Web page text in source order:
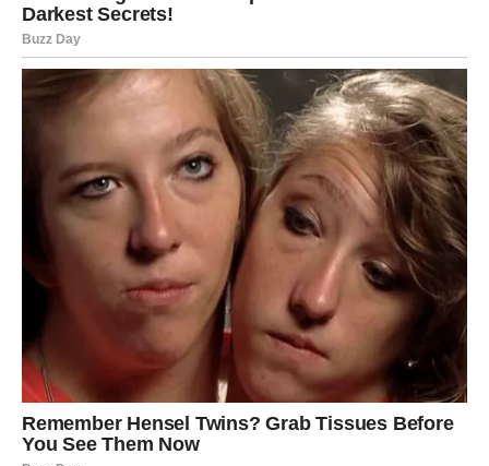
u vezi, ovaj vikend donosi razgovore koji vraćaju
poverenje i toplinu. Male geste – pogled, dodir, poruka –
imaće ogromnu težinu. Slobodni Bikovi mogu doživeti
susret koji deluje jednostavno, ali ostavlja snažan utisak.
Neko vas vidi onakvima kakvi zaista jeste – bez potrebe
da se dokazujete.
Finansije i posao:
Moguća je dobra vest vezana za novac, dogovor ili priliku
koja vam daje osećaj sigurnosti. Čak i ako ne stigne
konkretna suma, stiže
osećaj da ste na pravom putu
Vikend je odličan za planiranje, ali i za mali luksuz kojim
ćete sebe nagraditi.
Unutrašnji mir:
Najveći dobitak za Bika ovog vikenda je